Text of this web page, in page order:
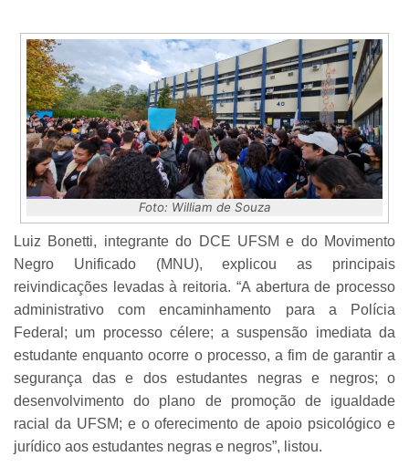
Foto: William de Souza
Luiz Bonetti, integrante do DCE UFSM e do Movimento
Negro Unificado (MNU), explicou as principais
reivindicações levadas à reitoria. “A abertura de processo
administrativo com encaminhamento para a Polícia
Federal; um processo célere; a suspensão imediata da
estudante enquanto ocorre o processo, a fim de garantir a
segurança das e dos estudantes negras e negros; o
desenvolvimento do plano de promoção de igualdade
racial da UFSM; e o oferecimento de apoio psicológico e
jurídico aos estudantes negras e negros”, listou.